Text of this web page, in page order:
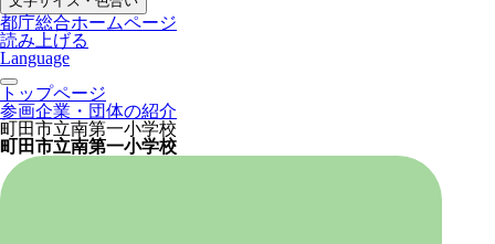
都庁総合ホームページ
読み上げる
Language
トップページ
参画企業・団体の紹介
町田市立南第一小学校
町田市立南第一小学校